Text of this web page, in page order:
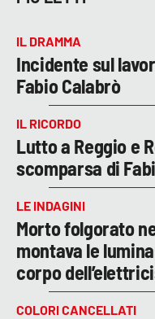
IL DRAMMA
Incidente sul
Fabio Calabrò
IL RICORDO
Lutto a Reggio e
scomparsa di
LE INDAGINI
Morto folgorato
montava le
corpo
COLORI CANCELLATI